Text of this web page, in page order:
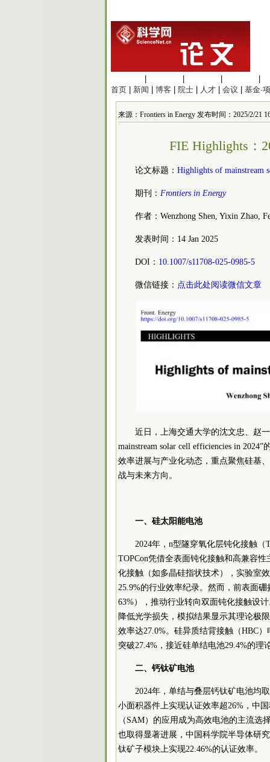
首页
新闻 博客 院士 人才 会议 基金·
来源：Frontiers in Energy 发布时间：2025/2/21
FIE Highlights：
论文标题： Highlights of mainstream
期刊： Frontiers in Energy
作者：Wenzhong Shen, Yixin Zhao,
发表时间：14 Jan 2025
DOI： 10.1007/s11708-025-0985-5
微信链接： 点击此处阅读微信文章
近日，上海交通大学的沈文忠、赵
mainstream solar cell efficiencies in
效率进展与产业化动态，重点聚焦硅基
战与未来方向。
一、硅太阳能电池
2024年，n型隧穿氧化层钝化接触（
TOPCon凭借全表面钝化接触和高兼容
化接触（如多晶硅指状技术），实验室
25.9%的行业效率纪录。然而，前表面
63%），推动行业转向双面钝化接触设
降低光学损失，模拟结果显示其理论极
效率达27.0%。硅异质结背接触（HBC
突破27.4%，接近硅单结电池29.4%的理
二、钙钛矿电池
2024年，单结与叠层钙钛矿电池均
小面积器件上实现认证效率超26%，中
（SAM）的应用成为高效电池的主流
也取得显著进展，中国 科学院半导体研
钛矿子模块上实现22.46%的认证效率。